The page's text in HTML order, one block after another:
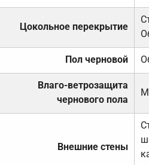
Цокольное перекрытие
Пол черновой
Влаго-ветрозащита
чернового пола
Внешние стены